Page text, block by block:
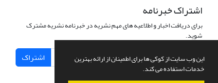
این وب سایت از کوکی ها برای اطمینان از ارائه بهترین
خدمات استفاده می کند.
اشتراک خبرنامه
برای دریافت اخبار و اطلاعیه های مهم نشریه در خبرنامه نشریه مشترک
شوید.
اشتراک